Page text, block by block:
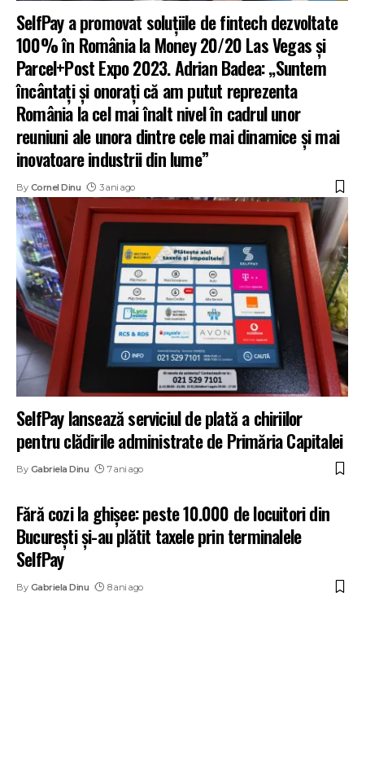
SelfPay a promovat soluțiile de fintech dezvoltate
100% în România la Money 20/20 Las Vegas și
Parcel+Post Expo 2023. Adrian Badea: „Suntem
încântați și onorați că am putut reprezenta
România la cel mai înalt nivel în cadrul unor
reuniuni ale unora dintre cele mai dinamice și mai
inovatoare industrii din lume”
By Cornel Dinu 3 ani ago
SelfPay lansează serviciul de plată a chiriilor
pentru clădirile administrate de Primăria Capitalei
By Gabriela Dinu 7 ani ago
Fără cozi la ghișee: peste 10.000 de locuitori din
București și-au plătit taxele prin terminalele
SelfPay
By Gabriela Dinu 8 ani ago